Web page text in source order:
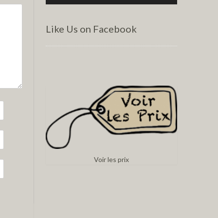
Like Us on Facebook
Voir les prix